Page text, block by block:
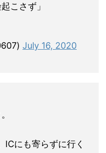
こさず」
July 16, 2020
ICにも寄らずに行く